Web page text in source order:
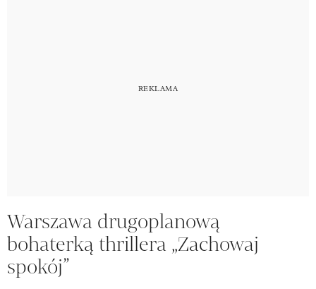
Warszawa drugoplanową
bohaterką thrillera „Zachowaj
spokój”